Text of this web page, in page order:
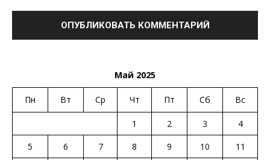
Май 2025
Пн Вт Ср Чт Пт Сб Вс
1 2 3
4
5
6 7 8 9 10
11